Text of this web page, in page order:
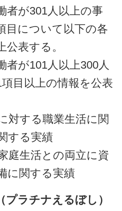
が301人以上の事
目について以下の各
公表する。
が101人以上300人
目以上の情報を公表
する職業生活に関
する実績
生活との両立に資
に関する実績
ラチナえるぼし）